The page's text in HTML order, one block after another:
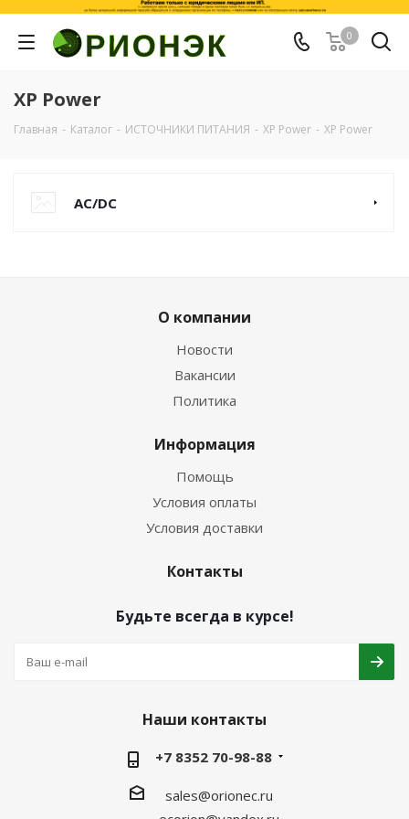
0
XP Power
Главная - Каталог - ИСТОЧНИКИ ПИТАНИЯ - XP Power - XP Power
AC/DC
О компании
Новости
Вакансии
Политика
Информация
Помощь
Условия оплаты
Условия доставки
Контакты
Будьте всегда в курсе!
Наши контакты
+7 8352 70-98-88
sales@orionec.ru